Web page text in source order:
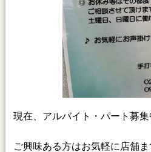
現在、アルバイト・パート募集
ご興味ある方はお気軽に店舗ま